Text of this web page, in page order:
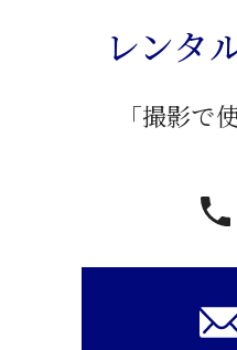
レンタ
「撮影で